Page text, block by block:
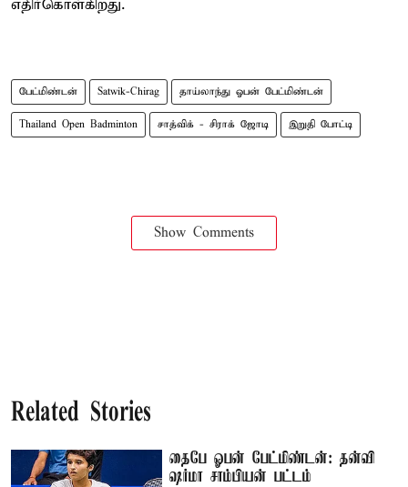
எதிர்கொள்கிறது.
பேட்மிண்டன் Satwik-Chirag தாய்லாந்து ஓபன் பேட்மிண்டன்
Thailand Open Badminton சாத்விக் - சிராக் ஜோடி இறுதி போட்டி
Show Comments
Related Stories
தைபே ஓபன் பேட்மிண்டன்: தன்வி
ஷர்மா சாம்பியன் பட்டம்